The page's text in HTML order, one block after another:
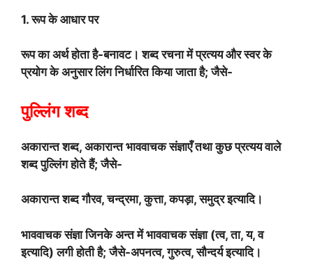
1. रूप के आधार पर
रूप का अर्थ होता है-बनावट। शब्द रचना में प्रत्यय और स्वर के
प्रयोग के अनुसार लिंग निर्धारित किया जाता है; जैसे-
पुल्लिंग शब्द
अकारान्त शब्द, अकारान्त भाववाचक संज्ञाएँ तथा कुछ प्रत्यय वाले
शब्द पुल्लिंग होते हैं; जैसे-
अकारान्त शब्द गौरव, चन्द्रमा, कुत्ता, कपड़ा, समुद्र इत्यादि।
भाववाचक संज्ञा जिनके अन्त में भाववाचक संज्ञा (त्व, ता, य, व
इत्यादि) लगी होती है; जैसे-अपनत्व, गुरुत्व, सौन्दर्य इत्यादि।